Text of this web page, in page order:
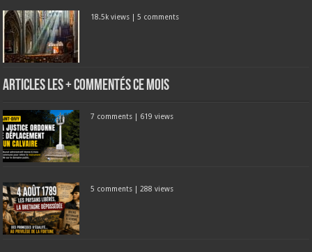
18.5k views |5 comments
Articles les + commentés ce mois
7 comments 619 views
5 comments 288 views